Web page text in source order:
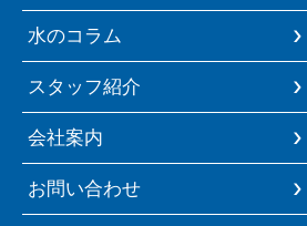
水のコラム
スタッフ紹介
会社案内
お問い合わせ